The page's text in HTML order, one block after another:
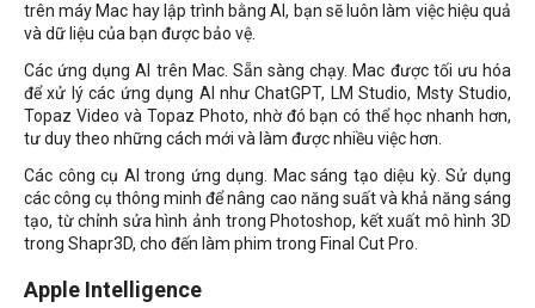
trên máy Mac hay lập trình bằng AI, bạn sẽ luôn làm việc hiệu quả
và dữ liệu của bạn được bảo vệ.
Các ứng dụng AI trên Mac. Sẵn sàng chạy. Mac được tối ưu hóa
để xử lý các ứng dụng AI như ChatGPT, LM Studio, Msty Studio,
Topaz Video và Topaz Photo, nhờ đó bạn có thể học nhanh hơn,
tư duy theo những cách mới và làm được nhiều việc hơn.
Các công cụ AI trong ứng dụng. Mac sáng tạo diệu kỳ. Sử dụng
các công cụ thông minh để nâng cao năng suất và khả năng sáng
tạo, từ chỉnh sửa hình ảnh trong Photoshop, kết xuất mô hình 3D
trong Shapr3D, cho đến làm phim trong Final Cut Pro.
Apple Intelligence